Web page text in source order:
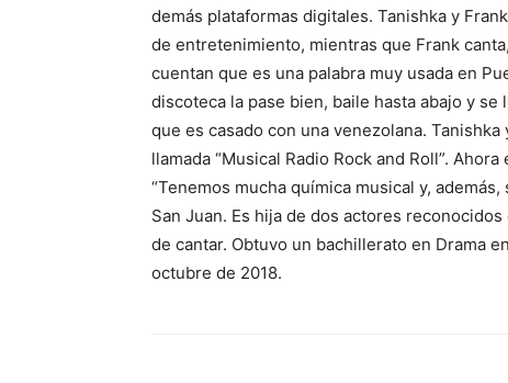
demás plataformas digitales. Tanishka y
de entretenimiento, mientras que Frank
cuentan que es una palabra muy usada en
discoteca la pase bien, baile hasta abajo y se
que es casado con una venezolana.
llamada “Musical Radio Rock and Roll”.
“Tenemos mucha química musical y,
San Juan. Es hija de dos actores
de cantar. Obtuvo un bachillerato en Drama
octubre de 2018.